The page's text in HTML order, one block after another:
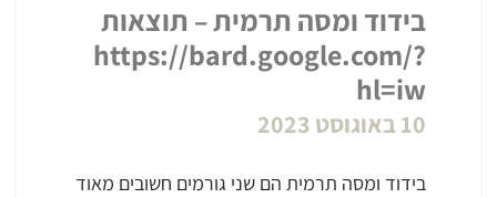
בידוד ומסה תרמית – תוצאות
https://bard.google.com/?
hl=iw
10 באוגוסט 2023
בידוד ומסה תרמית הם שני גורמים חשובים מאוד